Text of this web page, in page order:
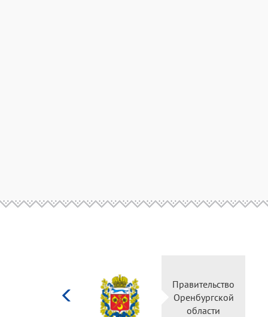
культуры
Российской
Правительство
Оренбургской
области